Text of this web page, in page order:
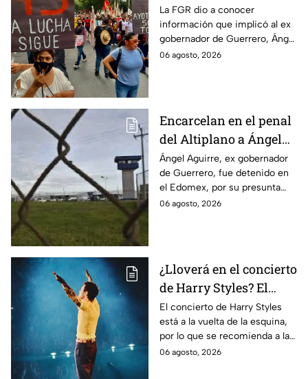
Ayotzinapa tras
captura de Ángel
Aguirre, ex gobernador
de Guerrero
La FGR dio a conocer
información que implicó al ex
gobernador de Guerrero, Ángel
Aguirre, quien fue detenido
06 agosto, 2026
Encarcelan en el penal
del Altiplano a Ángel
Aguirre, ex gobernador
de Guerrero por caso
Ayotzinapa
Ángel Aguirre, ex gobernador
de Guerrero, fue detenido en
el Edomex, por su presunta
participación en la
06 agosto, 2026
¿Lloverá en el concierto
de Harry Styles? El
pronóstico del clima
para este viernes en
CDMX
El concierto de Harry Styles
está a la vuelta de la esquina,
por lo que se recomienda a las
y los fanáticos revisar el clima
06 agosto, 2026